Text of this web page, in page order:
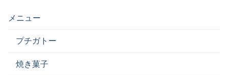
メニュー
プチガトー
焼き菓子